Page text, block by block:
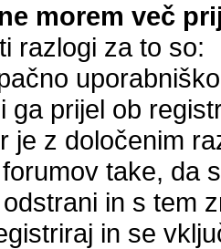
morem več
razlogi za to so:
ga prijel ob
je z določenim
take, da
in s tem
in se